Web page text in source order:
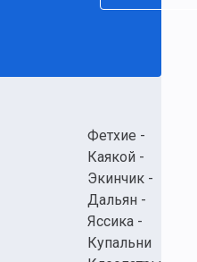
Фетхие -
Каякой -
Экинчик -
Дальян -
Яссика -
Купальни